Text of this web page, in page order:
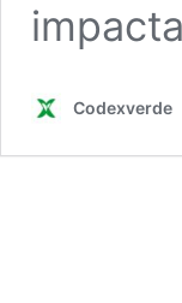
Codexverde